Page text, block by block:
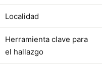
Localidad
Herramienta clave para
el hallazgo